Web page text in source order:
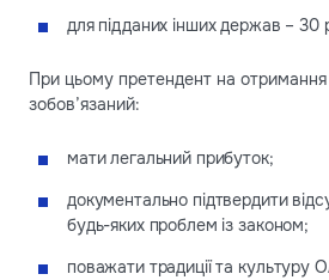
для підданих інших держав – 30
При цьому претендент на
зобов’язаний:
мати легальний прибуток;
документально підтвердити
будь-яких проблем із законом;
поважати традиції та культуру